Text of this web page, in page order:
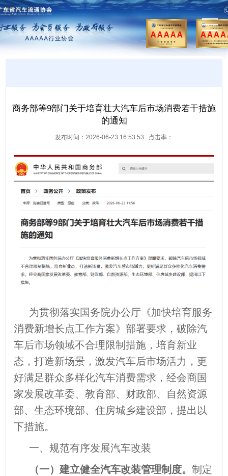
商务部等9部门关于培育壮大汽车后市场消费若干措施
的通知
发布时间：2026-06-23 16:53:53 点击率：
为贯彻落实国务院办公厅《加快培育服务
消费新增长点工作方案》部署要求，破除汽
车后市场领域不合理限制措施，培育新业
态，打造新场景，激发汽车后市场活力，更
好满足群众多样化汽车消费需求，经会商国
家发展改革委、教育部、财政部、自然资源
部、生态环境部、住房城乡建设部，提出以
下措施。
一、规范有序发展汽车改装
（一）建立健全汽车改装管理制度。制定